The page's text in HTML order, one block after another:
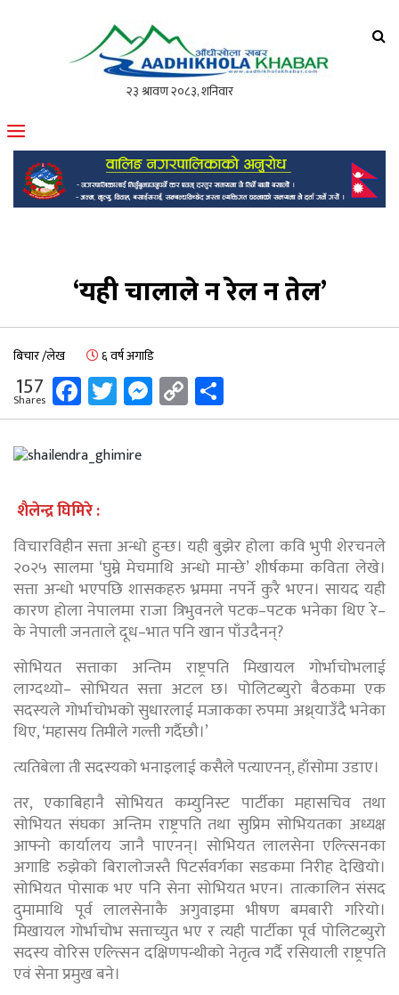
मोफसलकै लोकप्रिय अनलाइन पत्रिका
‘यही चालाले न रेल न तेल’
बिचार /लेख ६ वर्ष अगाडि
157
Shares Facebook
Twitter
Messenger
Copy
Link
शैलेन्द्र घिमिरे :
विचारविहीन सत्ता अन्धो हुन्छ। यही बुझेर होला कवि भुपी शेरचनले
२०२५ सालमा ‘घुम्ने मेचमाथि अन्धो मान्छे’ शीर्षकमा कविता लेखे।
सत्ता अन्धो भएपछि शासकहरु भ्रममा नपर्ने कुरै भएन। सायद यही
कारण होला नेपालमा राजा त्रिभुवनले पटक–पटक भनेका थिए रे–
के नेपाली जनताले दूध–भात पनि खान पाँउदैनन्?
सोभियत सत्ताका अन्तिम राष्ट्रपति मिखायल गोर्भाचोभलाई
लाग्दथ्यो– सोभियत सत्ता अटल छ। पोलिटब्युरो बैठकमा एक
सदस्यले गोर्भाचोभको सुधारलाई मजाकका रुपमा अथ्र्याउँदै भनेका
थिए, ‘महासय तिमीले गल्ती गर्दैछौ।’
त्यतिबेला ती सदस्यको भनाइलाई कसैले पत्याएनन्, हाँसोमा उडाए।
तर, एकाबिहानै सोभियत कम्युनिस्ट पार्टीका महासचिव तथा
सोभियत संघका अन्तिम राष्ट्रपति तथा सुप्रिम सोभियतका अध्यक्ष
आफ्नो कार्यालय जानै पाएनन्। सोभियत लालसेना एल्त्सिनका
अगाडि रुझेको बिरालोजस्तै पिटर्सवर्गका सडकमा निरीह देखियो।
सोभियत पोसाक भए पनि सेना सोभियत भएन। तात्कालिन संसद
दुमामाथि पूर्व लालसेनाकै अगुवाइमा भीषण बमबारी गरियो।
मिखायल गोर्भाचोभ सत्ताच्युत भए र त्यही पार्टीका पूर्व पोलिटब्युरो
सदस्य वोरिस एल्त्सिन दक्षिणपन्थीको नेतृत्व गर्दै रसियाली राष्ट्रपति
एवं सेना प्रमुख बने।